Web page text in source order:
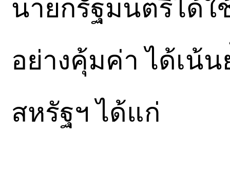
นายกรัฐมนตรีได้ใ
อย่างคุ้มค่า ได้เน้
สหรัฐฯ ได้แก่